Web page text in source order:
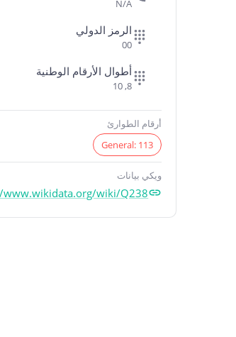
N/A
الرمز الدولي
00
أطوال الأرقام الوطنية
8, 10
أرقام الطوارئ
General: 113
ويكي بيانات
wiki/Q238